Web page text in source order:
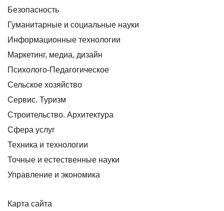
Безопасность
Гуманитарные и социальные науки
Информационные технологии
Маркетинг, медиа, дизайн
Психолого-Педагогическое
Сельское хозяйство
Сервис. Туризм
Строительство. Архитектура
Сфера услуг
Техника и технологии
Точные и естественные науки
Управление и экономика
Карта сайта